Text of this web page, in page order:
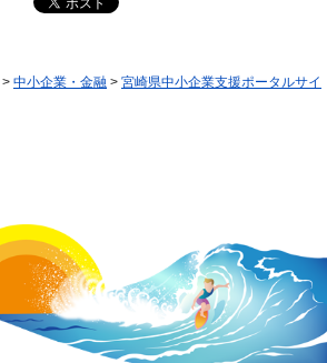
> 中小企業・金融 > 宮崎県中小企業支援ポータルサイ